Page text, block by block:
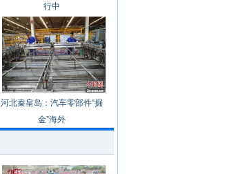
行中
河北秦皇岛：汽车零部件“掘
金”海外